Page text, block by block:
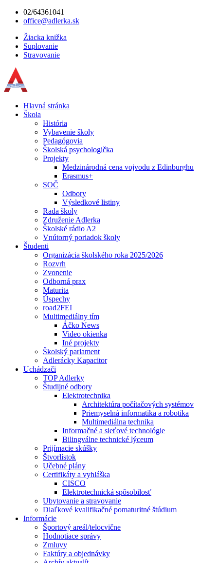
02/64361041
office@adlerka.sk
Žiacka knižka
Suplovanie
Stravovanie
Hlavná stránka
Škola
História
Vybavenie školy
Pedagógovia
Školská psychologička
Projekty
Medzinárodná cena vojvodu z Edinburghu
Erasmus+
SOČ
Odbory
Výsledkové listiny
Rada školy
Združenie Adlerka
Školské rádio A2
Vnútorný poriadok školy
Študenti
Organizácia školského roka 2025/2026
Rozvrh
Zvonenie
Odborná prax
Maturita
Úspechy
road2FEI
Multimediálny tím
Áčko News
Video okienka
Iné projekty
Školský parlament
Adlerácky Kapacitor
Uchádzači
TOP Adlerky
Študijné odbory
Elektrotechnika
Architektúra počítačových systémov
Priemyselná informatika a robotika
Multimediálna technika
Informačné a sieťové technológie
Bilingválne technické lýceum
Prijímacie skúšky
Štvorlístok
Učebné plány
Certifikáty a vyhláška
CISCO
Elektrotechnická spôsobilosť
Ubytovanie a stravovanie
Diaľkové kvalifikačné pomaturitné štúdium
Informácie
Športový areál/telocvične
Hodnotiace správy
Zmluvy
Faktúry a objednávky